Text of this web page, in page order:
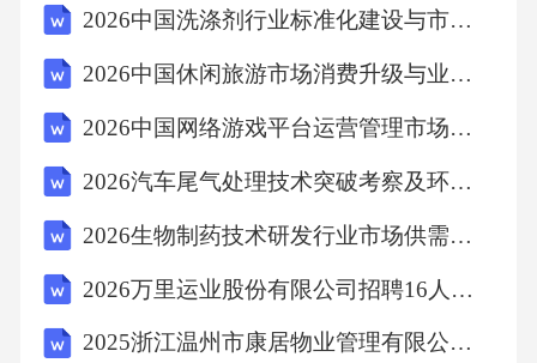
能。B.能否提高学习效率，关键在于方法得
当。C.他不仅喜欢读书，而且擅长写作。D.大
于中国科技成就的说法，错误的是：A.“天问一
号”成功着陆火星B.“嫦娥五号”实现月球采样返
回C.“北斗三号”全球卫星导航系统正式开通D.
下列哪项不属于社会主义核心价值观个人层面
的内容？A.爱国B.敬业C.诚信D.和谐26、类比推
2026中国洗涤剂行业标准化建设与市场规范化发展报告
2026中国休闲旅游市场消费升级与业态创新分析
2026中国网络游戏平台运营管理市场前景发展趋势
2026汽车尾气处理技术突破考察及环保型交通工具发展路径
2026生物制药技术研发行业市场供需态势及投资策略发展方向规划前瞻研究
2026万里运业股份有限公司招聘16人笔试历年参考题库附带答案详解
2025浙江温州市康居物业管理有限公司所属温州市强城城市服务管理有限公司第一批面向社会招聘笔试历年参考题库附带答案详解